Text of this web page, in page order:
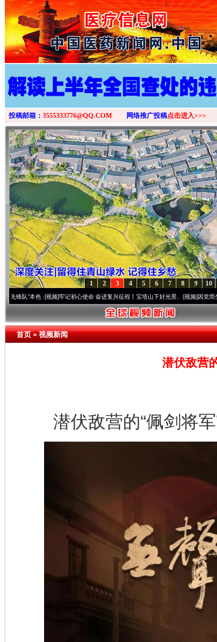
>
投稿邮箱： 3555333776@QQ.COM 网络推广投稿点击进入>>>
10
9
8
7
6
5
4
3
2
1
”本色·[视频]牢记初心使命 奋进复兴征程丨宝塔山下好光景..·[视频]因党而生 为党
首页»视频新闻
潜伏敌营
潜伏敌营的“佩剑将军